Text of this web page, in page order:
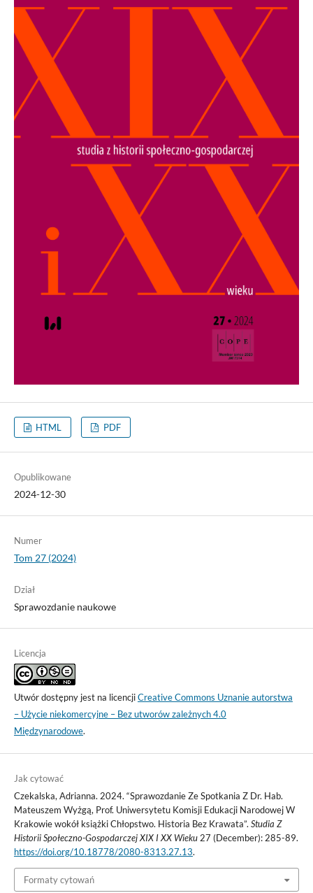
HTML PDF
Opublikowane
2024-12-30
Numer
Tom 27 (2024)
Dział
Sprawozdanie naukowe
Licencja
Utwór dostępny jest na licencjiCreative Commons Uznanie autorstwa
– Użycie niekomercyjne – Bez utworów zależnych 4.0
Międzynarodowe.
Jak cytować
Czekalska, Adrianna. 2024. “Sprawozdanie Ze Spotkania Z Dr. Hab.
Mateuszem Wyżgą, Prof. Uniwersytetu Komisji Edukacji Narodowej W
Krakowie wokół książki Chłopstwo. Historia Bez Krawata”. Studia Z
Historii Społeczno-Gospodarczej XIX I XX Wieku27 (December): 285-89.
https://doi.org/10.18778/2080-8313.27.13.
Formaty cytowań